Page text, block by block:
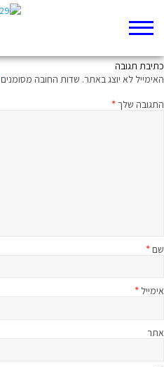
כתיבת תגובה
האימייל לא יוצג באתר. שדות החובה מסומנים
התגובה שלך*
שם*
אימייל *
אתר